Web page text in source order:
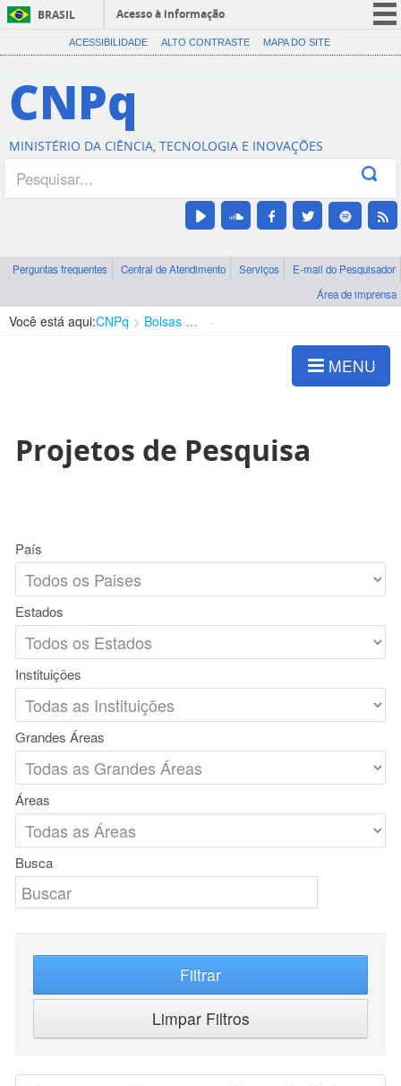
BRASIL
Acesso à informação
CORONAVÍRUS (COVID-19)
Canais
ACESSIBILIDADE ALTO CONTRASTE MAPA DO SITE
CNPq
MINISTÉRIO DA CIÊNCIA, TECNOLOGIA E INOVAÇÕES
Perguntas frequentes Central de Atendimento Serviços
E-mail do Pesquisador
Área de imprensa
Você está aqui:CNPq Bolsas e Auxílios Vigentes
MENU
Projetos de Pesquisa
País
Estados
Instituições
Grandes Áreas
Áreas
Busca
Filtrar
Limpar Filtros